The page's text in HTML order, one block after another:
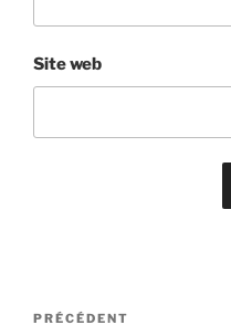
Site web
Navigation
Article
PRÉCÉDENT